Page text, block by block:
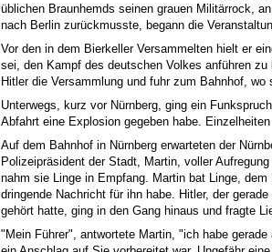
üblichen Braunhemds seinen grauen Militärrock,
nach Berlin zurückmusste, begann die
Vor den in dem Bierkeller Versammelten hielt er
sei, den Kampf des deutschen Volkes anführen
Hitler die Versammlung und fuhr zum Bahnhof, wo
Unterwegs, kurz vor Nürnberg, ging ein
Abfahrt eine Explosion gegeben habe.
Auf dem Bahnhof in Nürnberg erwarteten der
Polizeipräsident der Stadt, Martin, voller
nahm sie Linge in Empfang. Martin bat Linge,
dringende Nachricht für ihn habe. Hitler, der
gehört hatte, ging in den Gang hinaus und fragte
"Mein Führer", antwortete Martin, "ich habe